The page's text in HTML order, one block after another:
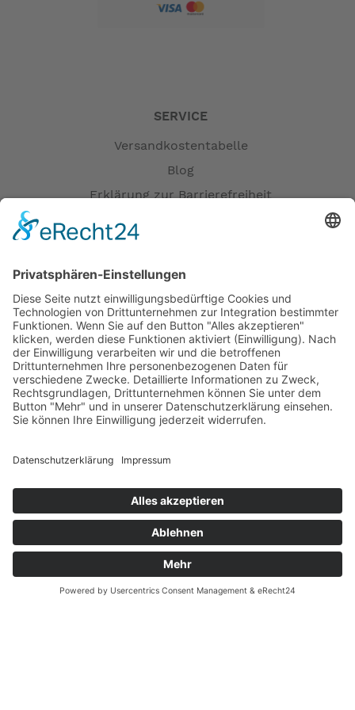
SERVICE
Versandkostentabelle
Blog
Erklärung zur Barrierefreiheit
Versandpartner
Zahlung und Versand
Öffnungszeiten
Verfügbarkeit
Größenrechner (Umlaufmaß)
Datenschutz
Fernabsatz
Widerrufsrecht
Widerrufsrecht bei Reparaturen
Kontakt
Ergänzende Allgemeine Geschäftsbedingungen zum
easyCredit-Ratenkauf